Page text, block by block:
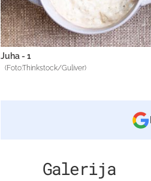
Juha - 1
(Foto:Thinkstock/Guliver)
Galerija